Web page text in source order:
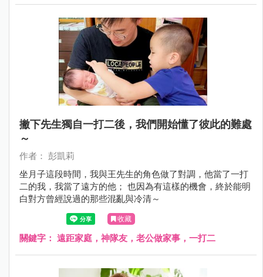
撇下先生獨自一打二後，我們開始懂了彼此的難處
～
作者： 彭凱莉
坐月子這段時間，我與王先生的角色做了對調，他當了一打
二的我，我當了遠方的他； 也因為有這樣的機會，終於能明
白對方曾經說過的那些混亂與冷清～
收藏
關鍵字： 遠距家庭，神隊友，老公做家事，一打二